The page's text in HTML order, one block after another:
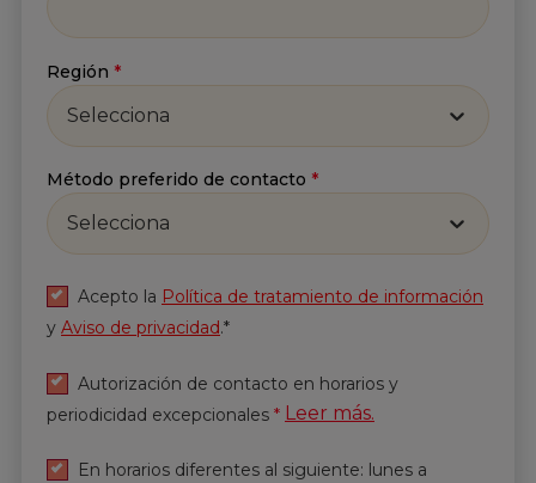
Enviar
Región *
Selecciona
Método preferido de contacto *
Selecciona
Acepto la Política de tratamiento de información
y Aviso de privacidad.*
Autorización de contacto en horarios y
periodicidad excepcionales * Leer más.
En horarios diferentes al siguiente: lunes a